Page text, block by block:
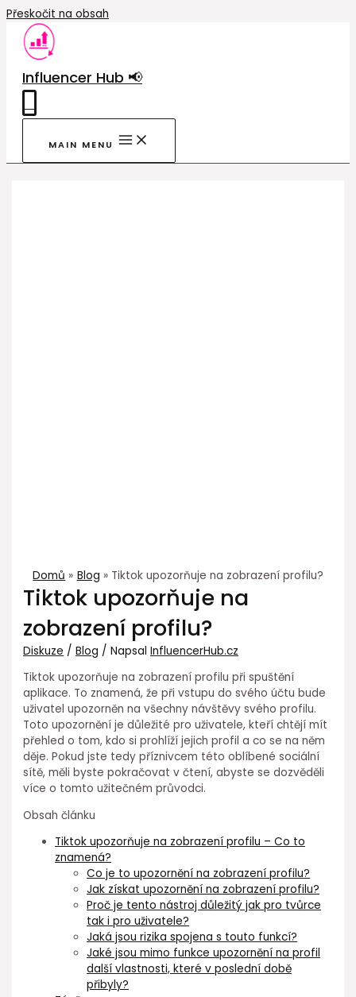
Přeskočit na obsah
Influencer Hub 📢
MAIN MENU
Domů Blog Tiktok upozorňuje na zobrazení profilu?
Tiktok upozorňuje na
zobrazení profilu?
Diskuze /Blog / NapsalInfluencerHub.cz
Tiktok upozorňuje na zobrazení profilu při spuštění
aplikace. To znamená, že při vstupu do svého účtu bude
uživatel upozorněn na všechny návštěvy svého profilu.
Toto upozornění je důležité pro uživatele, kteří chtějí mít
přehled o tom, kdo si prohlíží jejich profil a co se na něm
děje. Pokud jste tedy příznivcem této oblíbené sociální
sítě, měli byste pokračovat v čtení, abyste se dozvěděli
více o tomto užitečném průvodci.
Obsah článku
Tiktok upozorňuje na zobrazení profilu – Co to
znamená?
Co je to upozornění na zobrazení profilu?
Jak získat upozornění na zobrazení profilu?
Proč je tento nástroj důležitý jak pro tvůrce
tak i pro uživatele?
Jaká jsou rizika spojena s touto funkcí?
Jaké jsou mimo funkce upozornění na profil
další vlastnosti, které v poslední době
přibyly?